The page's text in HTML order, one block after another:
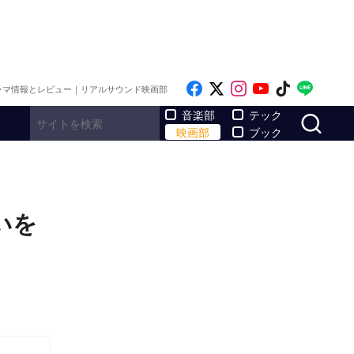
情報とレビュー｜リアルサウンド映画部 Like on Facebook
Follow on x
Follow on
Follow on
Follow
音楽部
映画部
テック
ブック
を